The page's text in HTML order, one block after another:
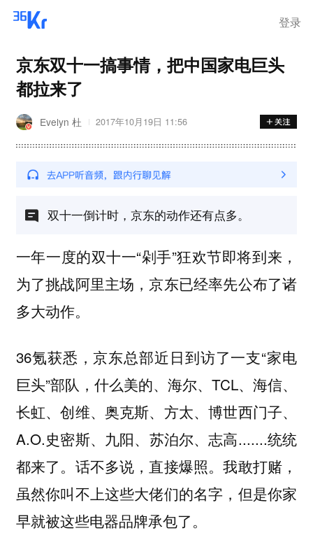
登录
京东双十一搞事情，把中国家电巨头
都拉来了
Evelyn 杜 2017年10月19日 11:56
双十一倒计时，京东的动作还有点多。
一年一度的双十一“剁手”狂欢节即将到来，
为了挑战阿里主场，京东已经率先公布了诸
多大动作。
36氪获悉，京东总部近日到访了一支“家电
巨头”部队，什么美的、海尔、TCL、海信、
长虹、创维、奥克斯、方太、博世西门子、
A.O.史密斯、九阳、苏泊尔、志高.......统统
都来了。话不多说，直接爆照。我敢打赌，
虽然你叫不上这些大佬们的名字，但是你家
早就被这些电器品牌承包了。